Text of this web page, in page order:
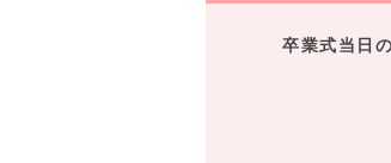
卒業式当日